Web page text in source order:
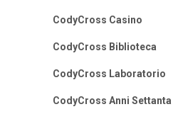
CodyCross Casino
CodyCross Biblioteca
CodyCross Laboratorio
CodyCross Anni Settanta